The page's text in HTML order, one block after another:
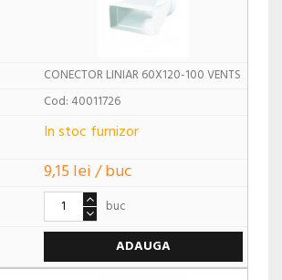
CONECTOR LINIAR 60X120-100 VENTS
Cod: 40011726
In stoc furnizor
9,15 lei / buc
buc
ADAUGA